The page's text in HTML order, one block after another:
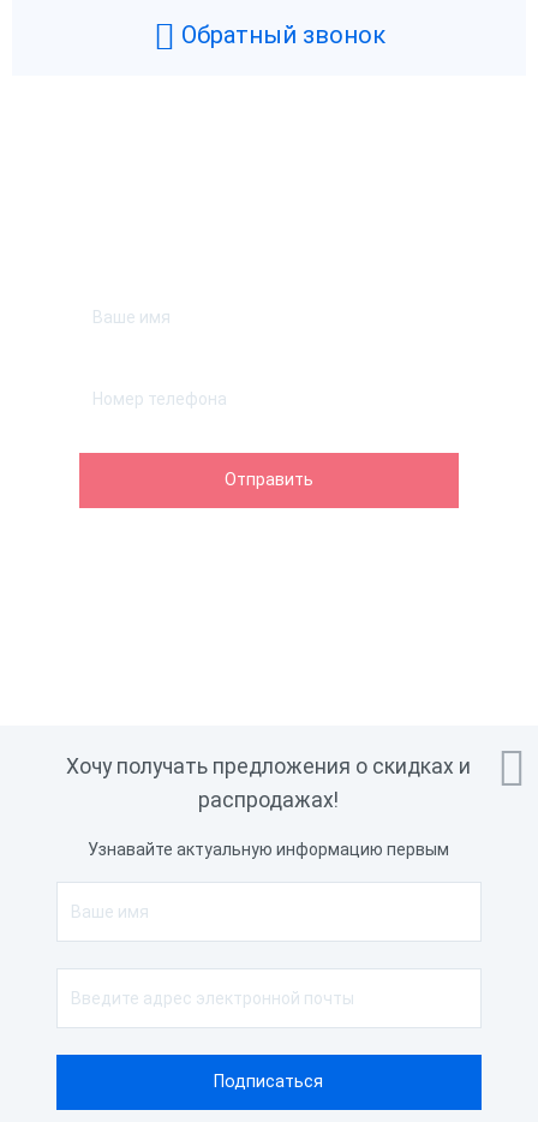
Обратный звонок

Хочу получать предложения о скидках и
распродажах!
Узнавайте актуальную информацию первым